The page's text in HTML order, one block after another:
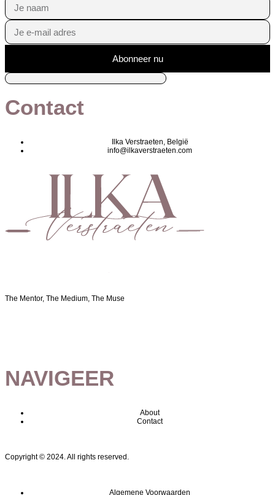
Abonneer nu
Contact
Ilka Verstraeten, België
info@ilkaverstraeten.com
The Mentor, The Medium, The Muse
NAVIGEER
About
Contact
Copyright © 2024. All rights reserved.
Algemene Voorwaarden